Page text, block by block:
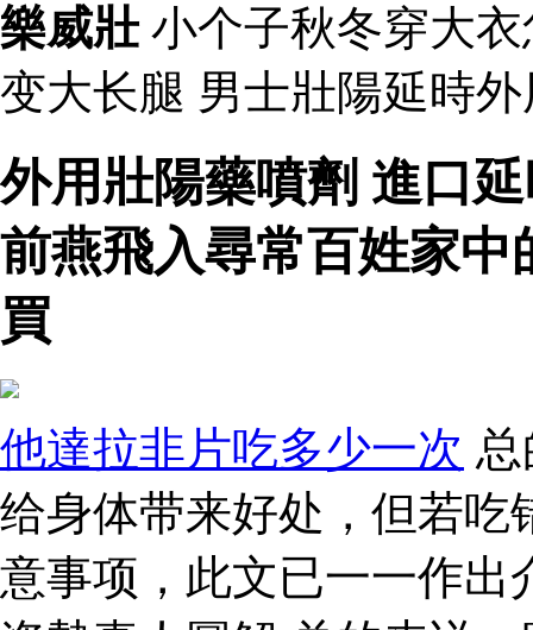
樂威壯小个子秋冬穿大
变大长腿 男士壯陽延時
外用壯陽藥噴劑 進口
前燕飛入尋常百姓家
買
他達拉非片吃多少一次
给身体带来好处，但若吃
意事项，此文已一一作出